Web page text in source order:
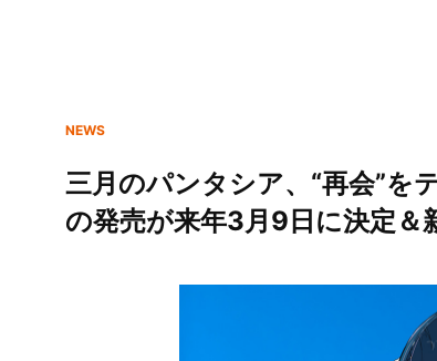
NEWS
三月のパンタシア、“再会”を
の発売が来年3月9日に決定＆